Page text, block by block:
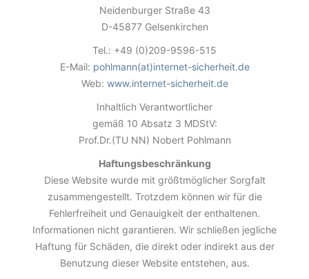
Neidenburger Straße 43
D-45877 Gelsenkirchen
Tel.: +49 (0)209-9596-515
E-Mail: pohlmann(at)internet-sicherheit.de
Web: www.internet-sicherheit.de
Inhaltlich Verantwortlicher
gemäß 10 Absatz 3 MDStV:
Prof.Dr.(TU NN) Nobert Pohlmann
Haftungsbeschränkung
Diese Website wurde mit größtmöglicher Sorgfalt
zusammengestellt. Trotzdem können wir für die
Fehlerfreiheit und Genauigkeit der enthaltenen.
Informationen nicht garantieren. Wir schließen jegliche
Haftung für Schäden, die direkt oder indirekt aus der
Benutzung dieser Website entstehen, aus.